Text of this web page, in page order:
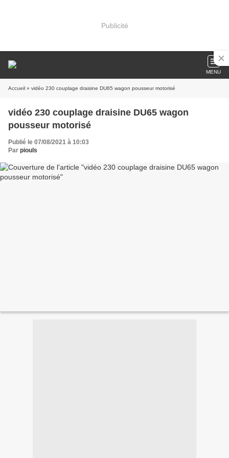
Publicité
MENU
Accueil » vidéo 230 couplage draisine DU65 wagon pousseur motorisé
vidéo 230 couplage draisine DU65 wagon
pousseur motorisé
Publié le 07/08/2021 à 10:03
Par piouls